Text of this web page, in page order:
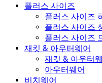
플러스 사이즈
플러스 사이즈
플러스 사이즈
플러스 사이즈
재킷 & 아우터웨어
재킷 & 아우터
아우터웨어
비치웨어